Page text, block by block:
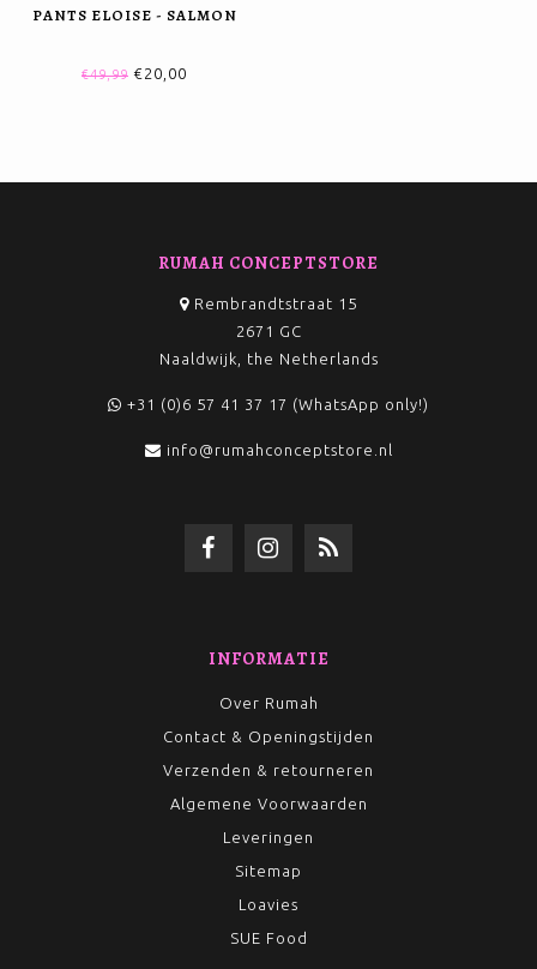
PANTS ELOISE - SALMON
€49,99 €20,00
RUMAH CONCEPTSTORE
Rembrandtstraat 15
2671 GC
Naaldwijk, the Netherlands
+31 (0)6 57 41 37 17 (WhatsApp only!)
info@rumahconceptstore.nl
INFORMATIE
Over Rumah
Contact & Openingstijden
Verzenden & retourneren
Algemene Voorwaarden
Leveringen
Sitemap
Loavies
SUE Food